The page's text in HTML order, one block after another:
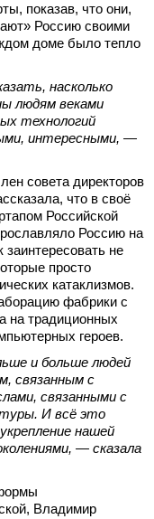
показав, что они,
Россию своими
доме было тепло
насколько
людям веками
технологий
интересными, —
совета директоров
что в своё
Российской
Россию на
заинтересовать не
просто
катаклизмов.
фабрики с
на традиционных
героев.
и больше людей
связанным с
связанными с
И всё это
нашей
— сказала
Владимир